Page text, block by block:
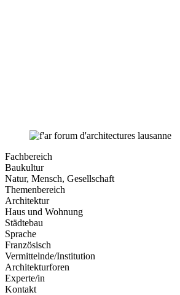
Fachbereich
Baukultur
Natur, Mensch, Gesellschaft
Themenbereich
Architektur
Haus und Wohnung
Städtebau
Sprache
Französisch
Vermittelnde/Institution
Architekturforen
Experte/in
Kontakt